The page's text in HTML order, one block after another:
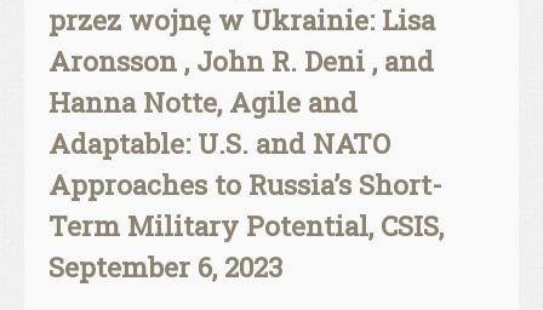
przez wojnę w Ukrainie: Lisa
Aronsson , John R. Deni , and
Hanna Notte, Agile and
Adaptable: U.S. and NATO
Approaches to Russia’s Short-
Term Military Potential, CSIS,
September 6, 2023